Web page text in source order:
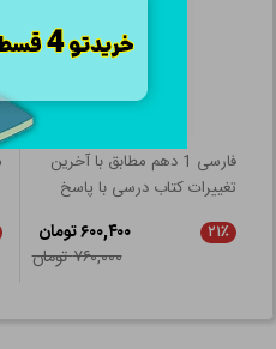
فارسی 1 دهم مطابق با آخرین
تغییرات کتاب درسی با پاسخ
۲۱٪
۶۰۰,۴۰۰ تومان
۷۶۰,۰۰۰ تومان